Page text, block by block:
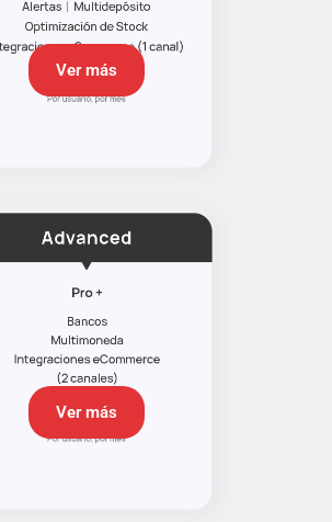
Ver más
Ver más